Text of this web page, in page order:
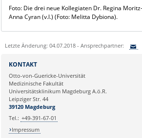
Foto: Die drei neue Kollegiaten Dr. Regina
Anna Cyran (v.l.) (Foto: Melitta Dybiona).
Letzte Änderung: 04.07.2018 - Ansprechpartner:
Ihre E-Mailadresse:
Ihr Anliegen:
KONTAKT
Otto-von-Guericke-Universität
Medizinische Fakultät
Universitätsklinikum Magdeburg A.ö.R.
Leipziger Str. 44
39120 Magdeburg
Tel.: +49-391-67-01
Impressum